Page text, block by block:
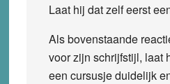
Laat hij dat zelf eerst
Als bovenstaande
voor zijn schrijfstijl, laat
een cursusje duidelijk